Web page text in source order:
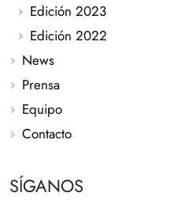
Edición 2023
Edición 2022
News
Prensa
Equipo
Contacto
SÍGANOS